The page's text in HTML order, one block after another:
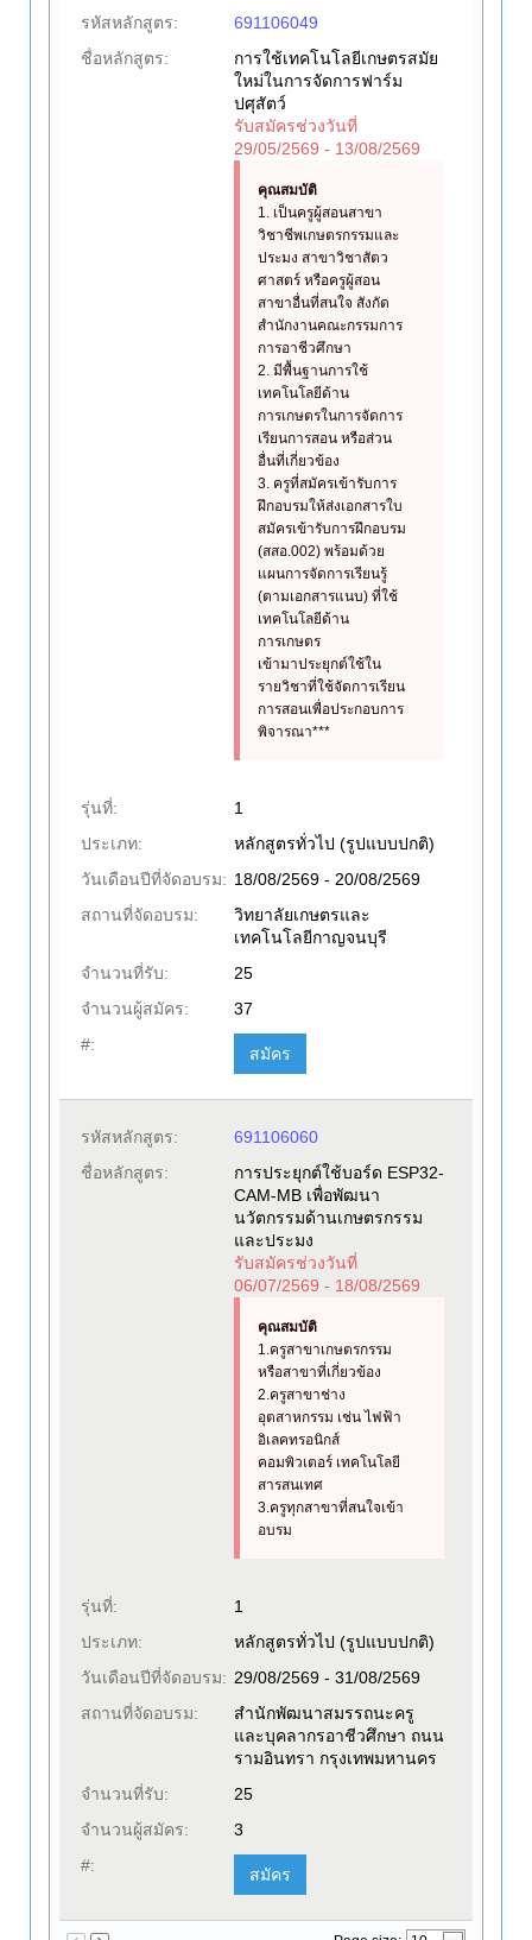
รหัสหลักสูตร:
691106049
ชื่อหลักสูตร:
การใช้เทคโนโลยีเกษตรสมัย
ใหม่ในการจัดการฟาร์ม
ปศุสัตว์
รับสมัครช่วงวันที่
29/05/2569 - 13/08/2569
คุณสมบัติ
1. เป็นครูผู้สอนสาขา
วิชาชีพเกษตรกรรมและ
ประมง สาขาวิชาสัตว
ศาสตร์ หรือครูผู้สอน
สาขาอื่นที่สนใจ สังกัด
สำนักงานคณะกรรมการ
การอาชีวศึกษา
2. มีพื้นฐานการใช้
เทคโนโลยีด้าน
การเกษตรในการจัดการ
เรียนการสอน หรือส่วน
อื่นที่เกี่ยวข้อง
3. ครูที่สมัครเข้ารับการ
ฝึกอบรมให้ส่งเอกสารใบ
สมัครเข้ารับการฝึกอบรม
(สสอ.002) พร้อมด้วย
แผนการจัดการเรียนรู้
(ตามเอกสารแนบ) ที่ใช้
เทคโนโลยีด้าน
การเกษตร
เข้ามาประยุกต์ใช้ใน
รายวิชาที่ใช้จัดการเรียน
การสอนเพื่อประกอบการ
พิจารณา***
รุ่นที่:
1
ประเภท:
หลักสูตรทั่วไป (รูปแบบปกติ)
วันเดือนปีที่จัดอบรม: 18/08/2569 - 20/08/2569
สถานที่จัดอบรม:
วิทยาลัยเกษตรและ
เทคโนโลยีกาญจนบุรี
จำนวนที่รับ:
25
จำนวนผู้สมัคร:
37
#:
สมัคร
รหัสหลักสูตร:
691106060
ชื่อหลักสูตร:
การประยุกต์ใช้บอร์ด ESP32-
CAM-MB เพื่อพัฒนา
นวัตกรรมด้านเกษตรกรรม
และประมง
รับสมัครช่วงวันที่
06/07/2569 - 18/08/2569
คุณสมบัติ
1.ครูสาขาเกษตรกรรม
หรือสาขาที่เกี่ยวข้อง
2.ครูสาขาช่าง
อุตสาหกรรม เช่น ไฟฟ้า
อิเลคทรอนิกส์
คอมพิวเตอร์ เทคโนโลยี
สารสนเทศ
3.ครูทุกสาขาที่สนใจเข้า
อบรม
รุ่นที่:
1
ประเภท:
หลักสูตรทั่วไป (รูปแบบปกติ)
วันเดือนปีที่จัดอบรม: 29/08/2569 - 31/08/2569
สถานที่จัดอบรม:
สำนักพัฒนาสมรรถนะครู
และบุคลากรอาชีวศึกษา ถนน
รามอินทรา กรุงเทพมหานคร
จำนวนที่รับ:
25
จำนวนผู้สมัคร:
3
#:
สมัคร